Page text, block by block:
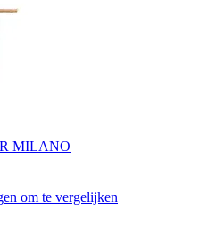
MILANO
om te vergelijken